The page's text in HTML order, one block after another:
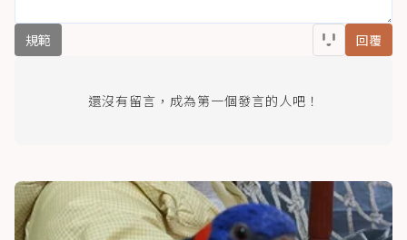
規範 回覆
還沒有留言，成為第一個發言的人吧！